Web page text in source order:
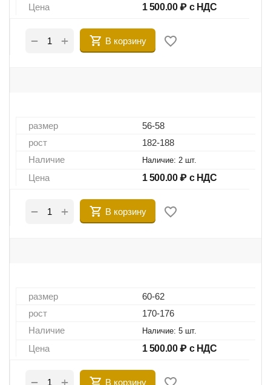
Цена 1 500.00 ₽ с НДС
+
− В корзину
размер
56-58
рост
182-188
Наличие
Наличие: 2 шт.
Цена 1 500.00 ₽ с НДС
+
− В корзину
размер
60-62
рост
170-176
Наличие
Наличие: 5 шт.
Цена 1 500.00 ₽ с НДС
+ В корзину